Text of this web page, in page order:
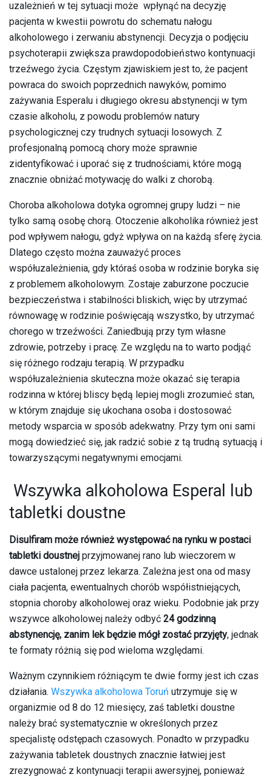
uzależnień w tej sytuacji może wpłynąć na decyzję
pacjenta w kwestii powrotu do schematu nałogu
alkoholowego i zerwaniu abstynencji. Decyzja o podjęciu
psychoterapii zwiększa prawdopodobieństwo kontynuacji
trzeźwego życia. Częstym zjawiskiem jest to, że pacjent
powraca do swoich poprzednich nawyków, pomimo
zażywania Esperalu i długiego okresu abstynencji w tym
czasie alkoholu, z powodu problemów natury
psychologicznej czy trudnych sytuacji losowych. Z
profesjonalną pomocą chory może sprawnie
zidentyfikować i uporać się z trudnościami, które mogą
znacznie obniżać motywację do walki z chorobą.
Choroba alkoholowa dotyka ogromnej grupy ludzi – nie
tylko samą osobę chorą. Otoczenie alkoholika również jest
pod wpływem nałogu, gdyż wpływa on na każdą sferę życia.
Dlatego często można zauważyć proces
współuzależnienia, gdy któraś osoba w rodzinie boryka się
z problemem alkoholowym. Zostaje zaburzone poczucie
bezpieczeństwa i stabilności bliskich, więc by utrzymać
równowagę w rodzinie poświęcają wszystko, by utrzymać
chorego w trzeźwości. Zaniedbują przy tym własne
zdrowie, potrzeby i pracę. Ze względu na to warto podjąć
się różnego rodzaju terapią. W przypadku
współuzależnienia skuteczna może okazać się terapia
rodzinna w której bliscy będą lepiej mogli zrozumieć stan,
w którym znajduje się ukochana osoba i dostosować
metody wsparcia w sposób adekwatny. Przy tym oni sami
mogą dowiedzieć się, jak radzić sobie z tą trudną sytuacją i
towarzyszącymi negatywnymi emocjami.
Wszywka alkoholowa Esperal lub
tabletki doustne
Disulfiram może również występować na rynku w postaci
tabletki doustnej przyjmowanej rano lub wieczorem w
dawce ustalonej przez lekarza. Zależna jest ona od masy
ciała pacjenta, ewentualnych chorób współistniejących,
stopnia choroby alkoholowej oraz wieku. Podobnie jak przy
wszywce alkoholowej należy odbyć 24 godzinną
abstynencję, zanim lek będzie mógł zostać przyjęty, jednak
te formaty różnią się pod wieloma względami.
Ważnym czynnikiem różniącym te dwie formy jest ich czas
działania. Wszywka alkoholowa Toruń utrzymuje się w
organizmie od 8 do 12 miesięcy, zaś tabletki doustne
należy brać systematycznie w określonych przez
specjalistę odstępach czasowych. Ponadto w przypadku
zażywania tabletek doustnych znacznie łatwiej jest
zrezygnować z kontynuacji terapii awersyjnej, ponieważ